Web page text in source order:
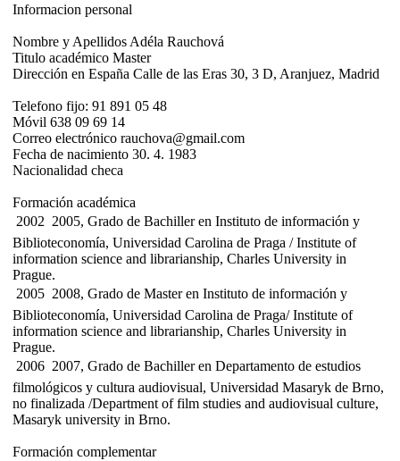
Informacion personal
Nombre y Apellidos Adéla Rauchová
Titulo académico Master
Dirección en España Calle de las Eras 30, 3 D, Aranjuez, Madrid
Telefono fijo: 91 891 05 48
Móvil 638 09 69 14
Correo electrónico rauchova@gmail.com
Fecha de nacimiento 30. 4. 1983
Nacionalidad checa
Formación académica
 2002  2005, Grado de Bachiller en Instituto de información y
Biblioteconomía, Universidad Carolina de Praga / Institute of
information science and librarianship, Charles University in
Prague.
 2005  2008, Grado de Master en Instituto de información y
Biblioteconomía, Universidad Carolina de Praga/ Institute of
information science and librarianship, Charles University in
Prague.
 2006  2007, Grado de Bachiller en Departamento de estudios
filmológicos y cultura audiovisual, Universidad Masaryk de Brno,
no finalizada /Department of film studies and audiovisual culture,
Masaryk university in Brno.
Formación complementar